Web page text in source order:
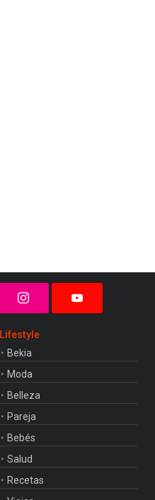
Lifestyle
Bekia
Moda
Belleza
Pareja
Bebés
Salud
Recetas